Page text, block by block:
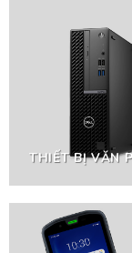
THIẾT BỊ VĂN